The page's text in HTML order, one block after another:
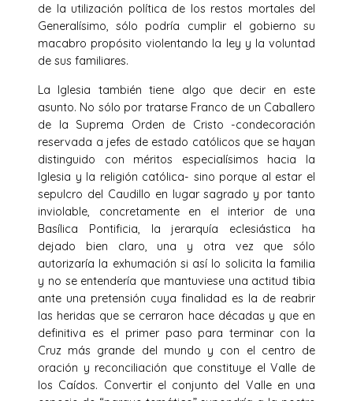
de la utilización política de los restos mortales del
Generalísimo, sólo podría cumplir el gobierno su
macabro propósito violentando la ley y la voluntad
de sus familiares.
La Iglesia también tiene algo que decir en este
asunto. No sólo por tratarse Franco de un Caballero
de la Suprema Orden de Cristo -condecoración
reservada a jefes de estado católicos que se hayan
distinguido con méritos especialísimos hacia la
Iglesia y la religión católica- sino porque al estar el
sepulcro del Caudillo en lugar sagrado y por tanto
inviolable, concretamente en el interior de una
Basílica Pontificia, la jerarquía eclesiástica ha
dejado bien claro, una y otra vez que sólo
autorizaría la exhumación si así lo solicita la familia
y no se entendería que mantuviese una actitud tibia
ante una pretensión cuya finalidad es la de reabrir
las heridas que se cerraron hace décadas y que en
definitiva es el primer paso para terminar con la
Cruz más grande del mundo y con el centro de
oración y reconciliación que constituye el Valle de
los Caídos. Convertir el conjunto del Valle en una